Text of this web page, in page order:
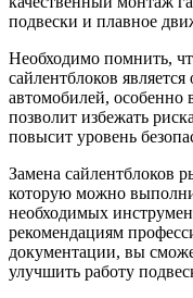
подвески и плавное
Необходимо помнить,
сайлентблоков
автомобилей, особенно
позволит избежать
повысит уровень
Замена сайлентблоков
которую можно
необходимых
рекомендациям
документации, вы
улучшить работу